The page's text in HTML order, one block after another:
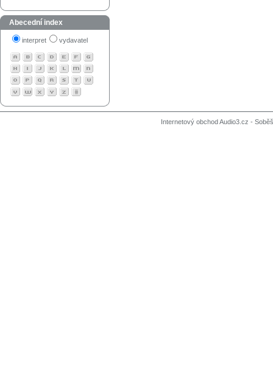
Abecední index
interpret vydavatel
Internetový obchod Audio3.cz -